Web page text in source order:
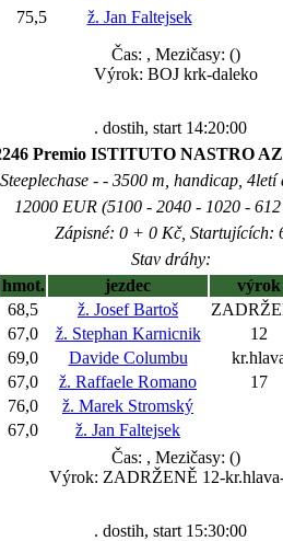
75,5 ž. Jan Faltejsek
Čas: , Mezičasy: ()
Výrok: BOJ krk-daleko
. dostih, start 14:20:00
Premio ISTITUTO NASTRO
Steeplechase - - 3500 m, handicap, 4letí
12000 EUR (5100 - 2040 - 1020 -
Zápisné: 0 + 0 Kč, Startujících:
Stav dráhy:
hmot. jezdec výrok
68,5 ž. Josef Bartoš
67,0 ž. Stephan Karnicnik 12
69,0 Davide Columbu
67,0 ž. Raffaele Romano 17
76,0 ž. Marek Stromský
67,0 ž. Jan Faltejsek
Čas: , Mezičasy: ()
Výrok: ZADRŽENĚ 12-
. dostih, start 15:30:00